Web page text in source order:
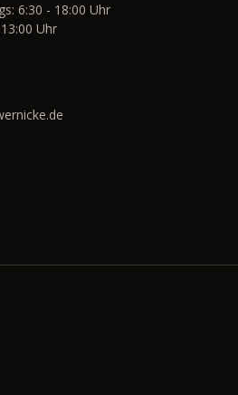
6:30 - 18:00 Uhr
Uhr